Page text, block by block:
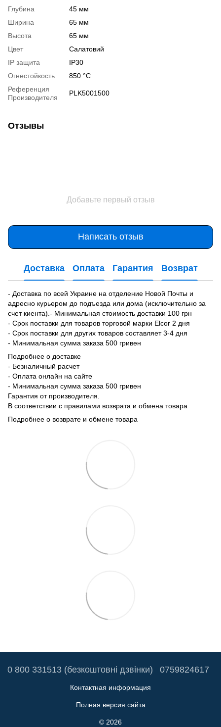
Глубина
45 мм
Ширина
65 мм
Высота
65 мм
Цвет
Салатовий
IP защита
IP30
Огнестойкость
850 °С
Референция
Производителя
PLK5001500
Отзывы
Добавьте первый отзыв
Написать отзыв
Доставка Оплата Гарантия Возврат
- Доставка по всей Украине на отделение Новой Почты и
адресно курьером до подъезда или дома (исключительно за
счет киента).- Минимальная стоимость доставки 100 грн
- Срок поставки для товаров торговой марки Elcor 2 дня
- Срок поставки для других товаров составляет 3-4 дня
- Минимальная сумма заказа 500 гривен
Подробнее о доставке
- Безналичный расчет
- Оплата онлайн на сайте
- Минимальная сумма заказа 500 гривен
Гарантия от производителя.
В соответствии с правилами возврата и обмена товара
Подробнее о возврате и обмене товара
0 800 331513 (безкоштовні дзвінки) 0759824617
Контактная информация
Полная версия сайта
© 2026